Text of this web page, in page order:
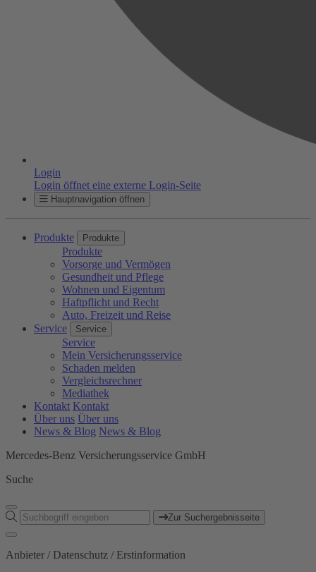
Login
Login öffnet eine externe Login-Seite
Hauptnavigation öffnen
Produkte Produkte
Produkte
Vorsorge und Vermögen
Gesundheit und Pflege
Wohnen und Eigentum
Haftpflicht und Recht
Auto, Freizeit und Reise
Service
Service
Service
Mein Versicherungsservice
Schaden melden
Vergleichsrechner
Mediathek
Kontakt Kontakt
Über uns Über uns
News & Blog News & Blog
Mercedes-Benz Versicherungsservice GmbH
Suche
Zur Suchergebnisseite
Anbieter / Datenschutz / Erstinformation